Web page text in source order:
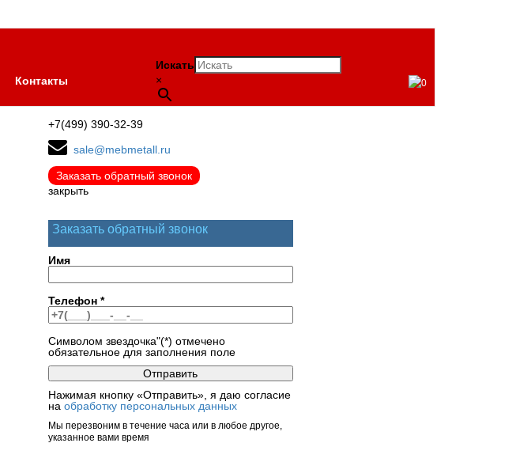
Контакты
Искать
×
0
+7(499) 390-32-39
sale@mebmetall.ru
Заказать обратный звонок
закрыть
Заказать обратный звонок
Имя
Телефон *
Символом звездочка"(*) отмечено
обязательное для заполнения поле
Нажимая кнопку «Отправить», я даю согласие
на обработку персональных данных
Мы перезвоним в течение часа или в любое другое,
указанное вами время